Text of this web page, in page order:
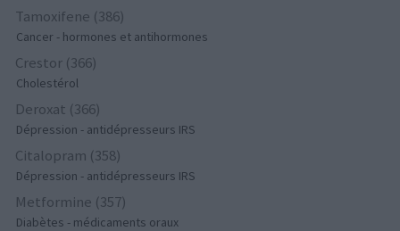
Tamoxifene (386)
Cancer - hormones et antihormones
Crestor (366)
Cholestérol
Deroxat (366)
Dépression - antidépresseurs IRS
Citalopram (358)
Dépression - antidépresseurs IRS
Metformine (357)
Diabètes - médicaments oraux